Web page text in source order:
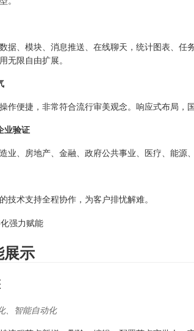
据、模块、消息推送、在线聊天，统计图表、任
无限自由扩展。
作便捷，非常符合流行审美观念。响应式布局，
业验证
业、房地产、金融、政府公共事业、医疗、能源
技术支持全程协作，为客户排忧解难。
展示
、智能自动化